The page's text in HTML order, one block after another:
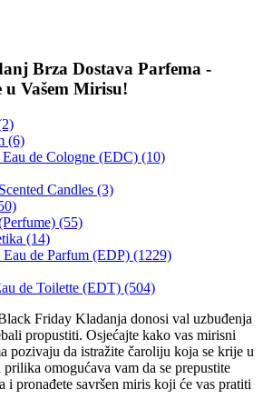
Brza Dostava Parfema -
Vašem Mirisu!
(6)
de Cologne (EDC) (10)
Candles (3)
(55)
(14)
Eau de Parfum (EDP) (1229)
de Toilette (EDT) (504)
Friday Kladanja donosi val uzbuđenja
propustiti. Osjećajte kako vas mirisni
pozivaju da istražite čaroliju koja se krije u
omogućava vam da se prepustite
i pronađete savršen miris koji će vas pratiti